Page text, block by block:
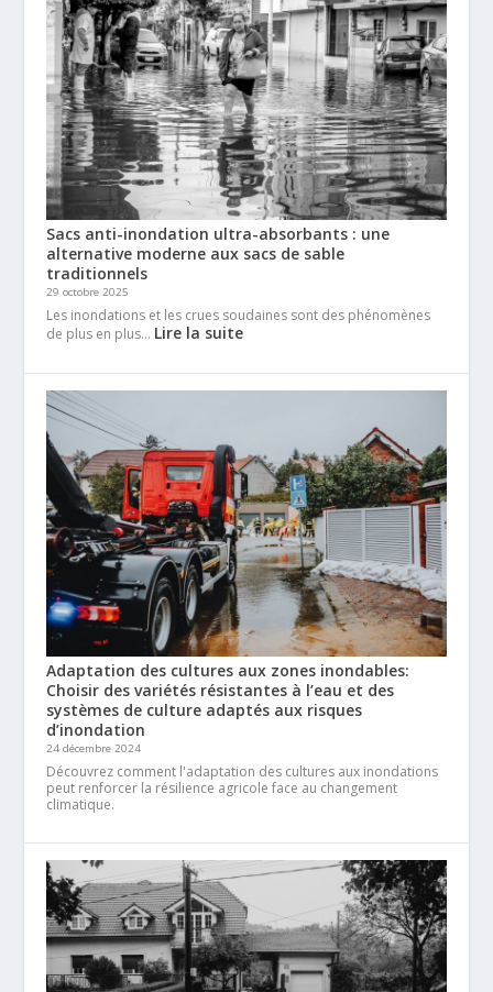
Sacs anti-inondation ultra-absorbants : une
alternative moderne aux sacs de sable
traditionnels
29 octobre 2025
Les inondations et les crues soudaines sont des phénomènes
de plus en plus… Lire la suite
Adaptation des cultures aux zones inondables:
Choisir des variétés résistantes à l’eau et des
systèmes de culture adaptés aux risques
d’inondation
24 décembre 2024
Découvrez comment l'adaptation des cultures aux inondations
peut renforcer la résilience agricole face au changement
climatique.